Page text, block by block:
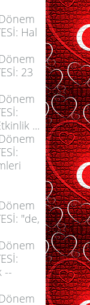
Hal
23
...
"de,
--